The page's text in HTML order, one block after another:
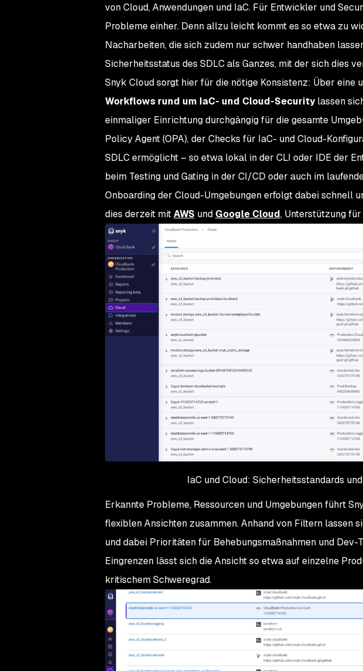
von Cloud, Anwendungen und IaC. Für Entwickler und
Probleme einher. Denn allzu leicht kommt es so etwa zu
Nacharbeiten, die sich zudem nur schwer handhaben
Sicherheitsstatus des SDLC als Ganzes, mit der sich dies
Snyk Cloud sorgt hier für die nötige Konsistenz: Über eine
Workflows rund um IaC- und Cloud-Securitylassen
einmaliger Einrichtung durchgängig für die gesamte
Policy Agent (OPA), der Checks für IaC- und Cloud-
SDLC ermöglicht – so etwa lokal in der CLI oder IDE der
beim Testing und Gating in der CI/CD oder auch im
Onboarding der Cloud-Umgebungen erfolgt dabei schnell
dies derzeit mitAWS und Google Cloud, Unterstützung
IaC und Cloud: Sicherheitsstandards
Erkannte Probleme, Ressourcen und Umgebungen führt
flexiblen Ansichten zusammen. Anhand von Filtern lassen
und dabei Prioritäten für Behebungsmaßnahmen und
Eingrenzen lässt sich die Ansicht so etwa auf einzelne
kritischemSchweregrad.